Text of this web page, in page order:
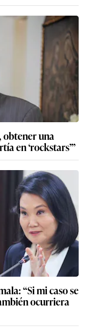
obtener una
en ‘rockstars’”
“Si mi caso se
ocurriera